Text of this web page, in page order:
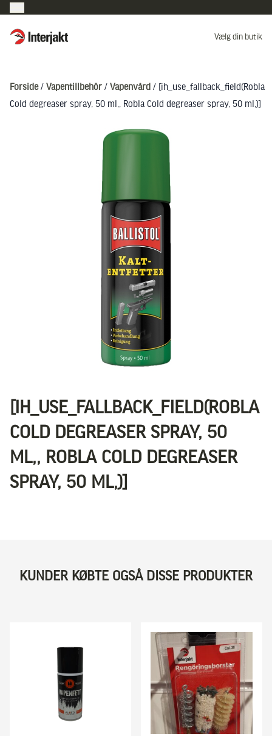
Interjakt DK Vælg din butik
Forside/ Vapentillbehör / Vapenvård / [ih_use_fallback_field(Robla
Cold degreaser spray, 50 ml,, Robla Cold degreaser spray, 50 ml,)]
[IH_USE_FALLBACK_FIELD(ROBLA
COLD DEGREASER SPRAY, 50
ML,, ROBLA COLD DEGREASER
SPRAY, 50 ML,)]
KUNDER KØBTE OGSÅ DISSE PRODUKTER